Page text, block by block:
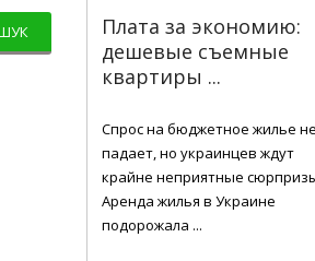
Плата за экономию:
дешевые съемные
квартиры ...
Спрос на бюджетное жилье не
падает, но украинцев ждут
крайне неприятные
Аренда жилья в Украине
подорожала ...